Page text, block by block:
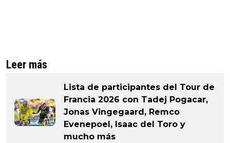
Leer más
Lista de participantes del Tour de
Francia 2026 con Tadej Pogacar,
Jonas Vingegaard, Remco
Evenepoel, Isaac del Toro y
mucho más